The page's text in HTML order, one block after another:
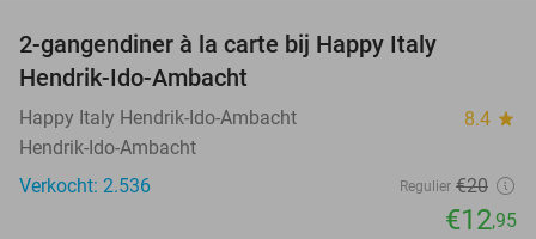
2-gangendiner à la carte bij Happy Italy
Hendrik-Ido-Ambacht
Happy Italy Hendrik-Ido-Ambacht 8.4 star
Hendrik-Ido-Ambacht
Verkocht: 2.536
Regulier €20
€12,95